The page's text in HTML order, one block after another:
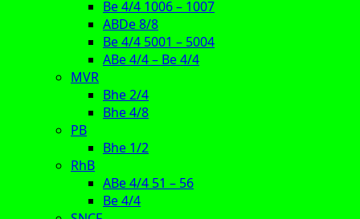
Be 4/4 1006 – 1007
ABDe 8/8
Be 4/4 5001 – 5004
ABe 4/4 – Be 4/4
MVR
Bhe 2/4
Bhe 4/8
PB
Bhe 1/2
RhB
ABe 4/4 51 – 56
Be 4/4